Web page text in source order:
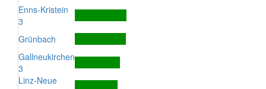
Enns-Kristein
3
Grünbach
Gallneukirchen
3
Linz-Neue